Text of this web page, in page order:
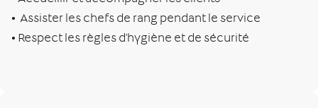
• Assister les chefs de rang pendant le service
• Respect les règles d’hygiène et de sécurité